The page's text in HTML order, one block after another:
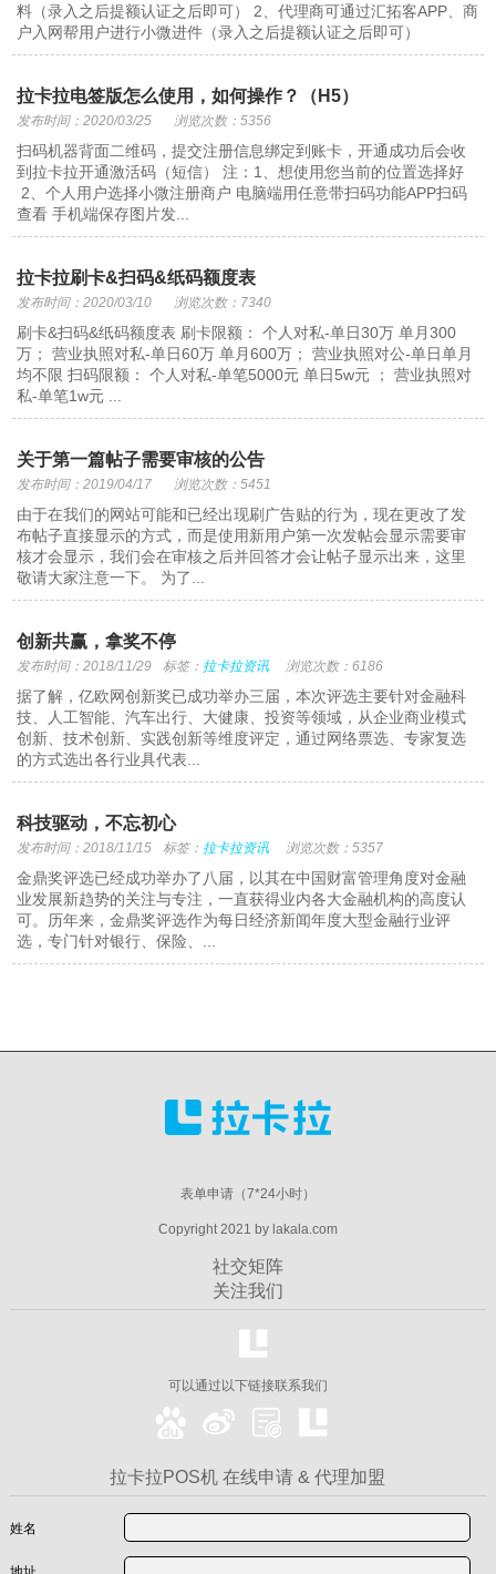
料（录入之后提额认证之后即可） 2、代理商可通过汇拓客APP、商
户入网帮用户进行小微进件（录入之后提额认证之后即可）
拉卡拉电签版怎么使用，如何操作？（H5）
发布时间：2020/03/25 浏览次数：5356
扫码机器背面二维码，提交注册信息绑定到账卡，开通成功后会收
到拉卡拉开通激活码（短信） 注：1、想使用您当前的位置选择好
2、个人用户选择小微注册商户 电脑端用任意带扫码功能APP扫码
查看 手机端保存图片发...
拉卡拉刷卡&扫码&纸码额度表
发布时间：2020/03/10 浏览次数：7340
刷卡&扫码&纸码额度表 刷卡限额： 个人对私-单日30万 单月300
万； 营业执照对私-单日60万 单月600万； 营业执照对公-单日单月
均不限 扫码限额： 个人对私-单笔5000元 单日5w元 ； 营业执照对
私-单笔1w元 ...
关于第一篇帖子需要审核的公告
发布时间：2019/04/17 浏览次数：5451
由于在我们的网站可能和已经出现刷广告贴的行为，现在更改了发
布帖子直接显示的方式，而是使用新用户第一次发帖会显示需要审
核才会显示，我们会在审核之后并回答才会让帖子显示出来，这里
敬请大家注意一下。 为了...
创新共赢，拿奖不停
发布时间：2018/11/29 标签： 拉卡拉资讯 浏览次数：6186
据了解，亿欧网创新奖已成功举办三届，本次评选主要针对金融科
技、人工智能、汽车出行、大健康、投资等领域，从企业商业模式
创新、技术创新、实践创新等维度评定，通过网络票选、专家复选
的方式选出各行业具代表...
科技驱动，不忘初心
发布时间：2018/11/15 标签： 拉卡拉资讯 浏览次数：5357
金鼎奖评选已经成功举办了八届，以其在中国财富管理角度对金融
业发展新趋势的关注与专注，一直获得业内各大金融机构的高度认
可。历年来，金鼎奖评选作为每日经济新闻年度大型金融行业评
选，专门针对银行、保险、...
表单申请（7*24小时）
Copyright 2021 by lakala.com
社交矩阵
关注我们
可以通过以下链接联系我们
拉卡拉POS机 在线申请 & 代理加盟
姓名